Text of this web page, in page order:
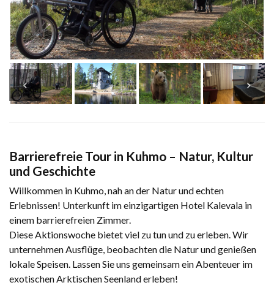
Barrierefreie Tour in Kuhmo – Natur, Kultur
und Geschichte
Willkommen in Kuhmo, nah an der Natur und echten
Erlebnissen! Unterkunft im einzigartigen Hotel Kalevala in
einem barrierefreien Zimmer.
Diese Aktionswoche bietet viel zu tun und zu erleben. Wir
unternehmen Ausflüge, beobachten die Natur und genießen
lokale Speisen. Lassen Sie uns gemeinsam ein Abenteuer im
exotischen Arktischen Seenland erleben!